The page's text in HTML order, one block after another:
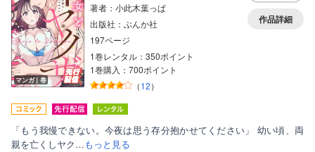
マンガ｜巻
著者：小此木葉っぱ
出版社：ぶんか社
197ページ
1巻レンタル：350ポイント
1巻購入：700ポイント
（12）
作品詳細
「もう我慢できない。今夜は思う存分抱かせてください」 幼い頃、両
親を亡くしヤク…もっと見る